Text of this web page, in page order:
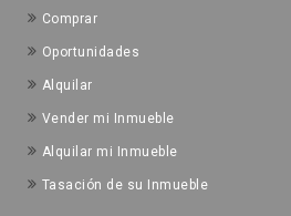
Comprar
Oportunidades
Alquilar
Vender mi Inmueble
Alquilar mi Inmueble
Tasación de su Inmueble